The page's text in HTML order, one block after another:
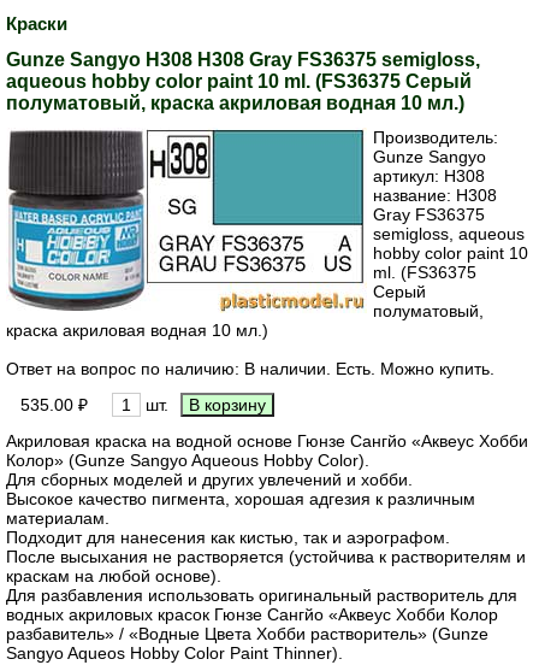
Краски
Gunze Sangyo H308 H308 Gray FS36375 semigloss,
aqueous hobby color paint 10 ml. (FS36375 Серый
полуматовый, краска акриловая водная 10 мл.)
Производитель:
Gunze Sangyo
артикул: H308
название: H308
Gray FS36375
semigloss, aqueous
hobby color paint 10
ml. (FS36375
Серый
полуматовый,
краска акриловая водная 10 мл.)
Ответ на вопрос по наличию: В наличии. Есть. Можно купить.
535.00 ₽
шт.
Акриловая краска на водной основе Гюнзе Сангйо «Аквеус Хобби
Колор» (Gunze Sangyo Aqueous Hobby Color).
Для сборных моделей и других увлечений и хобби.
Высокое качество пигмента, хорошая адгезия к различным
материалам.
Подходит для нанесения как кистью, так и аэрографом.
После высыхания не растворяется (устойчива к растворителям и
краскам на любой основе).
Для разбавления использовать оригинальный растворитель для
водных акриловых красок Гюнзе Сангйо «Аквеус Хобби Колор
разбавитель» / «Водные Цвета Хобби растворитель» (Gunze
Sangyo Aqueos Hobby Color Paint Thinner).